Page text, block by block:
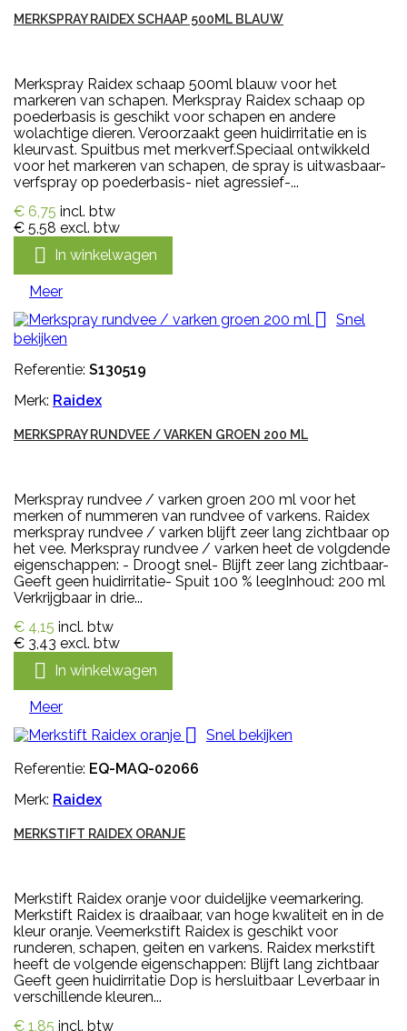
MERKSPRAY RAIDEX SCHAAP 500ML BLAUW
Merkspray Raidex schaap 500ml blauw voor het
markeren van schapen. Merkspray Raidex schaap op
poederbasis is geschikt voor schapen en andere
wolachtige dieren. Veroorzaakt geen huidirritatie en is
kleurvast. Spuitbus met merkverf.Speciaal ontwikkeld
voor het markeren van schapen, de spray is uitwasbaar-
verfspray op poederbasis- niet agressief-...
€ 6,75 incl. btw
€ 5,58 excl. btw
 In winkelwagen
Meer

Snel
bekijken
Referentie: S130519
Merk: Raidex
MERKSPRAY RUNDVEE / VARKEN GROEN 200 ML
Merkspray rundvee / varken groen 200 ml voor het
merken of nummeren van rundvee of varkens. Raidex
merkspray rundvee / varken blijft zeer lang zichtbaar op
het vee. Merkspray rundvee / varken heet de volgdende
eigenschappen: - Droogt snel- Blijft zeer lang zichtbaar-
Geeft geen huidirritatie- Spuit 100 % leegInhoud: 200 ml
Verkrijgbaar in drie...
€ 4,15 incl. btw
€ 3,43 excl. btw
 In winkelwagen
Meer

Snel bekijken
Referentie: EQ-MAQ-02066
Merk: Raidex
MERKSTIFT RAIDEX ORANJE
Merkstift Raidex oranje voor duidelijke veemarkering.
Merkstift Raidex is draaibaar, van hoge kwaliteit en in de
kleur oranje. Veemerkstift Raidex is geschikt voor
runderen, schapen, geiten en varkens. Raidex merkstift
heeft de volgende eigenschappen: Blijft lang zichtbaar
Geeft geen huidirritatie Dop is hersluitbaar Leverbaar in
verschillende kleuren...
€ 1,85 incl. btw